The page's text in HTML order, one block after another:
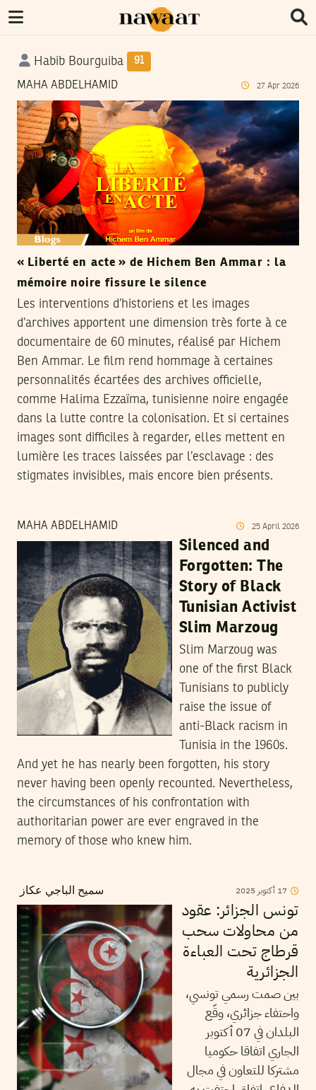
Habib Bourguiba 91
MAHA ABDELHAMID 27 Apr 2026
« Liberté en acte » de Hichem Ben Ammar : la
mémoire noire fissure le silence
Les interventions d’historiens et les images
d’archives apportent une dimension très forte à ce
documentaire de 60 minutes, réalisé par Hichem
Ben Ammar. Le film rend hommage à certaines
personnalités écartées des archives officielle,
comme Halima Ezzaïma, tunisienne noire engagée
dans la lutte contre la colonisation. Et si certaines
images sont difficiles à regarder, elles mettent en
lumière les traces laissées par l’esclavage : des
stigmates invisibles, mais encore bien présents.
MAHA ABDELHAMID 25 April 2026
Silenced and
Forgotten: The
Story of Black
Tunisian Activist
Slim Marzoug
Slim Marzoug was
one of the first Black
Tunisians to publicly
raise the issue of
anti-Black racism in
Tunisia in the 1960s.
And yet he has nearly been forgotten, his story
never having been openly recounted. Nevertheless,
the circumstances of his confrontation with
authoritarian power are ever engraved in the
memory of those who knew him.
سميح الباجي عكاز 17 أكتوبر 2025
تونس الجزائر: عقود
من محاولات سحب
قرطاج تحت العباءة
الجزائرية
بين صمت رسمي تونسي،
واحتفاء جزائري، وقّع
البلدان في 07 أكتوبر
الجاري اتفاقا حكوميا
مشتركا للتعاون في مجال